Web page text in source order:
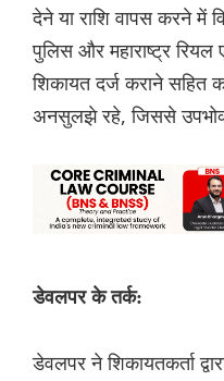
देने या राशि वापस करने में
पुलिस और महाराष्ट्र
शिकायत दर्ज कराने सहित
अनसुलझे रहे, जिससे
डेवलपर के तर्क:
डेवलपर ने शिकायतकर्ता